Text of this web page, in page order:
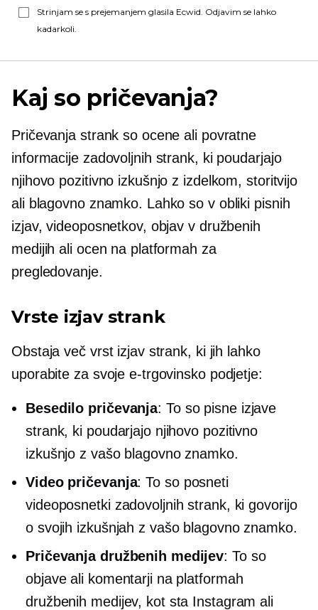
Strinjam se s prejemanjem glasila Ecwid. Odjavim se lahko
kadarkoli.
Kaj so pričevanja?
Pričevanja strank so ocene ali povratne
informacije zadovoljnih strank, ki poudarjajo
njihovo pozitivno izkušnjo z izdelkom, storitvijo
ali blagovno znamko. Lahko so v obliki pisnih
izjav, videoposnetkov, objav v družbenih
medijih ali ocen na platformah za
pregledovanje.
Vrste izjav strank
Obstaja več vrst izjav strank, ki jih lahko
uporabite za svoje e-trgovinsko podjetje:
Besedilo pričevanja: To so pisne izjave
strank, ki poudarjajo njihovo pozitivno
izkušnjo z vašo blagovno znamko.
Video pričevanja: To so posneti
videoposnetki zadovoljnih strank, ki govorijo
o svojih izkušnjah z vašo blagovno znamko.
Pričevanja družbenih medijev: To so
objave ali komentarji na platformah
družbenih medijev, kot sta Instagram ali